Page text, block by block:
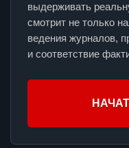
выдерживать
смотрит не только
ведения журналов,
и соответствие